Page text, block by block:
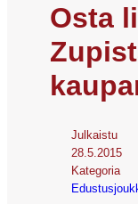
Osta
Julkaistu
28.5.2015
Kategoria